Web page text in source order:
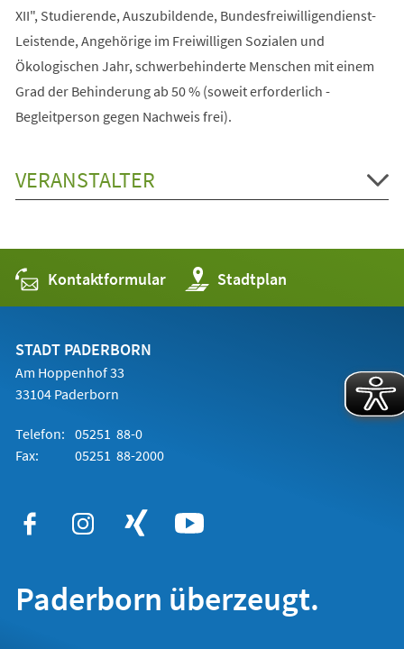
XII", Studierende, Auszubildende, Bundesfreiwilligendienst-
Leistende, Angehörige im Freiwilligen Sozialen und
Ökologischen Jahr, schwerbehinderte Menschen mit einem
Grad der Behinderung ab 50 % (soweit erforderlich -
Begleitperson gegen Nachweis frei).
VERANSTALTER
Kontaktformular Stadtplan
(Öffnet
in
einem
STADT PADERBORN
Am Hoppenhof 33
33104 Paderborn
Telefon: 05251 88-0
Fax:
05251 88-2000
Paderborn überzeugt.